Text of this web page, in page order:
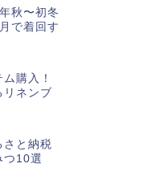
秋〜初冬
で着回す
購入！
リネンブ
さと納税
つ10選